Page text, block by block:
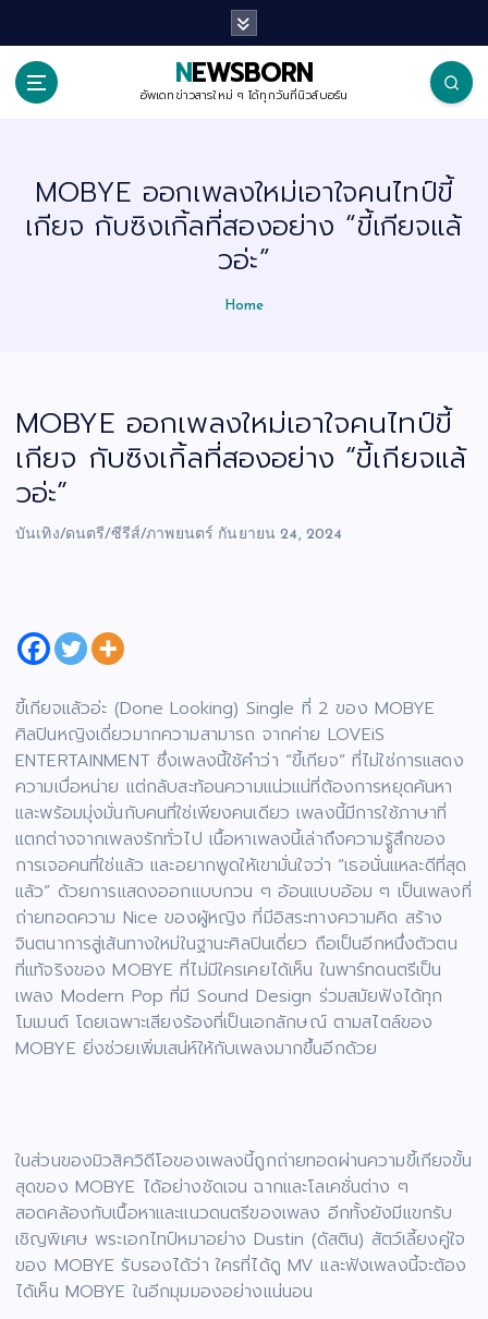
i
NEWSBORN
อัพเดทข่าวสารใหม่ ๆ ได้ทุกวันที่นิวส์บอร์น
MOBYE ออกเพลงใหม่เอาใจคนไทป์ขี้
เกียจ กับซิงเกิ้ลที่สองอย่าง “ขี้เกียจแล้
วอ่ะ”
Home
MOBYE ออกเพลงใหม่เอาใจคนไทป์ขี้
เกียจ กับซิงเกิ้ลที่สองอย่าง “ขี้เกียจแล้
วอ่ะ”
บันเทิง/ดนตรี/ซีรีส์/ภาพยนตร์ กันยายน 24, 2024
ขี้เกียจแล้วอ่ะ (Done Looking) Single ที่ 2 ของ MOBYE
ศิลปินหญิงเดี่ยวมากความสามารถ จากค่าย LOVEiS
ENTERTAINMENT ซึ่งเพลงนี้ใช้คำว่า “ขี้เกียจ” ที่ไม่ใช่การแสดง
ความเบื่อหน่าย แต่กลับสะท้อนความแน่วแน่ที่ต้องการหยุดค้นหา
และพร้อมมุ่งมั่นกับคนที่ใช่เพียงคนเดียว เพลงนี้มีการใช้ภาษาที่
แตกต่างจากเพลงรักทั่วไป เนื้อหาเพลงนี้เล่าถึงความรูู้สึกของ
การเจอคนที่ใช่แล้ว และอยากพูดให้เขามั่นใจว่า “เธอนั่นแหละดีที่สุด
แล้ว” ด้วยการแสดงออกแบบกวน ๆ อ้อนแบบอ้อม ๆ เป็นเพลงที่
ถ่ายทอดความ Nice ของผู้หญิง ที่มีอิสระทางความคิด สร้าง
จินตนาการสู่เส้นทางใหม่ในฐานะศิลปินเดี่ยว ถือเป็นอีกหนึ่งตัวตน
ที่แท้จริงของ MOBYE ที่ไม่มีใครเคยได้เห็น ในพาร์ทดนตรีเป็น
เพลง Modern Pop ที่มี Sound Design ร่วมสมัยฟังได้ทุก
โมเมนต์ โดยเฉพาะเสียงร้องที่เป็นเอกลักษณ์ ตามสไตล์ของ
MOBYE ยิ่งช่วยเพิ่มเสน่ห์ให้กับเพลงมากขึ้นอีกด้วย
ในส่วนของมิวสิควิดีโอของเพลงนี้ถูกถ่ายทอดผ่านความขี้เกียจขั้น
สุดของ MOBYE ได้อย่างชัดเจน ฉากและโลเคชั่นต่าง ๆ
สอดคล้องกับเนื้อหาและแนวดนตรีของเพลง อีกทั้งยังมีแขกรับ
เชิญพิเศษ พระเอกไทป์หมาอย่าง Dustin (ดัสติน) สัตว์เลี้ยงคู่ใจ
ของ MOBYE รับรองได้ว่า ใครที่ได้ดู MV และฟังเพลงนี้จะต้อง
ได้เห็น MOBYE ในอีกมุมมองอย่างแน่นอน